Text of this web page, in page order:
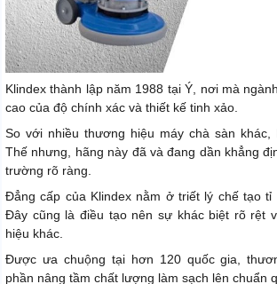
Klindex thành lập năm 1988 tại Ý, nơi mà
cao của độ chính xác và thiết kế tinh xảo.
So với nhiều thương hiệu máy chà sàn khác,
Thế nhưng, hãng này đã và đang dần khẳng
trường rõ ràng.
Đẳng cấp của Klindex nằm ở triết lý chế tạo tỉ
Đây cũng là điều tạo nên sự khác biệt rõ rệt
hiệu khác.
Được ưa chuộng tại hơn 120 quốc gia,
phần nâng tầm chất lượng làm sạch lên chuẩn